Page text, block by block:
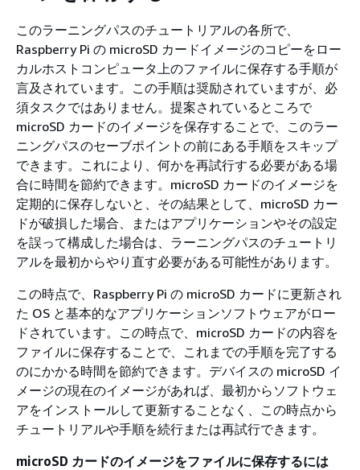
このラーニングパスのチュートリアルの各所で、
Raspberry Pi の microSD カードイメージのコピーをロー
カルホストコンピュータ上のファイルに保存する手順が
言及されています。この手順は奨励されていますが、必
須タスクではありません。提案されているところで
microSD カードのイメージを保存することで、このラー
ニングパスのセーブポイントの前にある手順をスキップ
できます。これにより、何かを再試行する必要がある場
合に時間を節約できます。microSD カードのイメージを
定期的に保存しないと、その結果として、microSD カー
ドが破損した場合、またはアプリケーションやその設定
を誤って構成した場合は、ラーニングパスのチュートリ
アルを最初からやり直す必要がある可能性があります。
この時点で、Raspberry Pi の microSD カードに更新され
た OS と基本的なアプリケーションソフトウェアがロー
ドされています。この時点で、microSD カードの内容を
ファイルに保存することで、これまでの手順を完了する
のにかかる時間を節約できます。デバイスの microSD イ
メージの現在のイメージがあれば、最初からソフトウェ
アをインストールして更新することなく、この時点から
チュートリアルや手順を続行または再試行できます。
microSD カードのイメージをファイルに保存するには